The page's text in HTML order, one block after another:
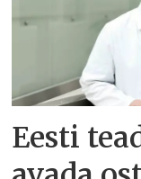
Eesti